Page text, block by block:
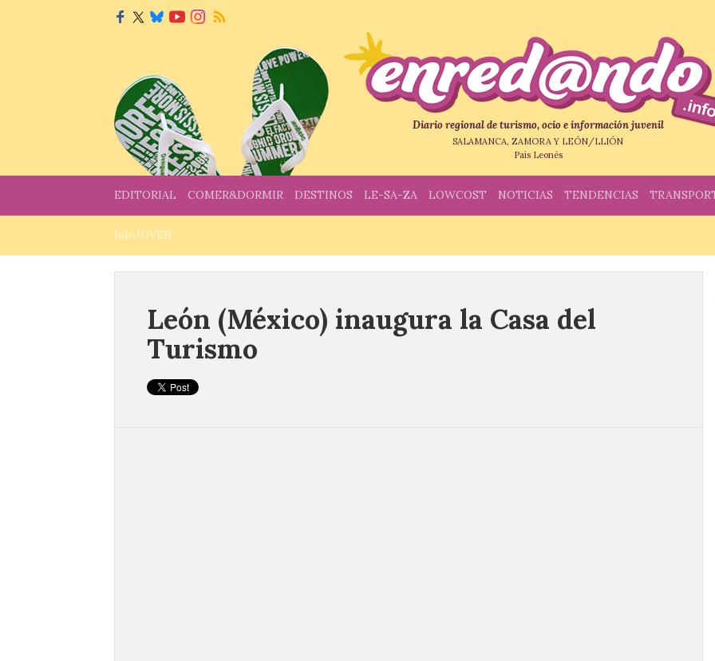
Diario regional de turismo, ocio e información juvenil
SALAMANCA, ZAMORA Y LEÓN/LLIÓN
País Leonés
EDITORIAL COMER&DORMIR DESTINOS LE-SA-ZA LOWCOST NOTICIAS TENDENCIAS
InfoJOVEN
León (México) inaugura la Casa del
Turismo